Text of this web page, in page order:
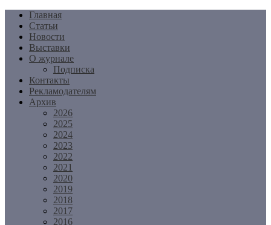
Перейти
содержимому
Главная
Статьи
Новости
Выставки
О журнале
Подписка
Контакты
Рекламодателям
Архив
2026
2025
2024
2023
2022
2021
2020
2019
2018
2017
2016